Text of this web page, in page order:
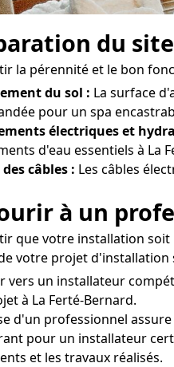
du
la pérennité et le bon
du sol : La surface
pour un spa
électriques et
d'eau essentiels à La
câbles : Les câbles
à un
que votre installation
votre projet d'installation
vers un installateur
à La Ferté-Bernard.
d'un professionnel
pour un installateur
et les travaux réalisés.